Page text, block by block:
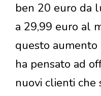
ben 20 euro da
a 29,99 euro al
questo aumento
ha pensato ad
nuovi clienti che